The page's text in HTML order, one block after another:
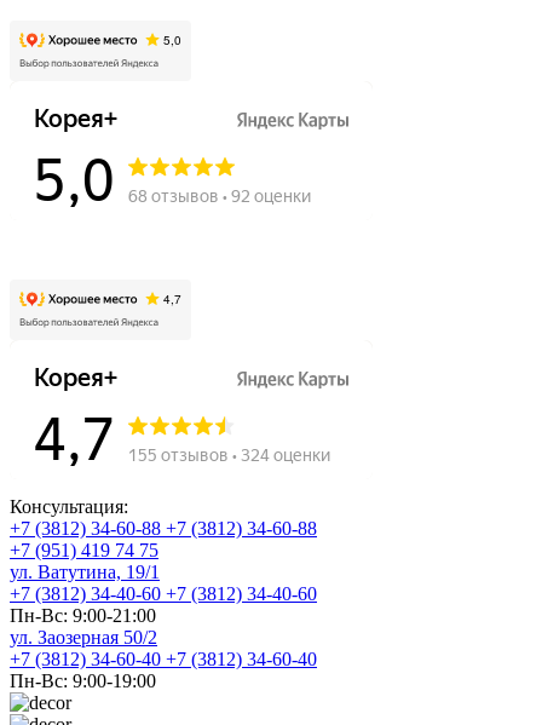
Консультация:
+7 (3812) 34-60-88 +7 (3812) 34-60-88
+7 (951) 419 74 75
ул. Ватутина, 19/1
+7 (3812) 34-40-60 +7 (3812) 34-40-60
Пн-Вс: 9:00-21:00
ул. Заозерная 50/2
+7 (3812) 34-60-40 +7 (3812) 34-60-40
Пн-Вс: 9:00-19:00